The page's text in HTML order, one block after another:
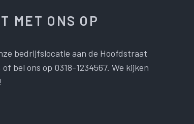
MET ONS OP
bedrijfslocatie aan de Hoofdstraat
bel ons op 0318-1234567. We kijken